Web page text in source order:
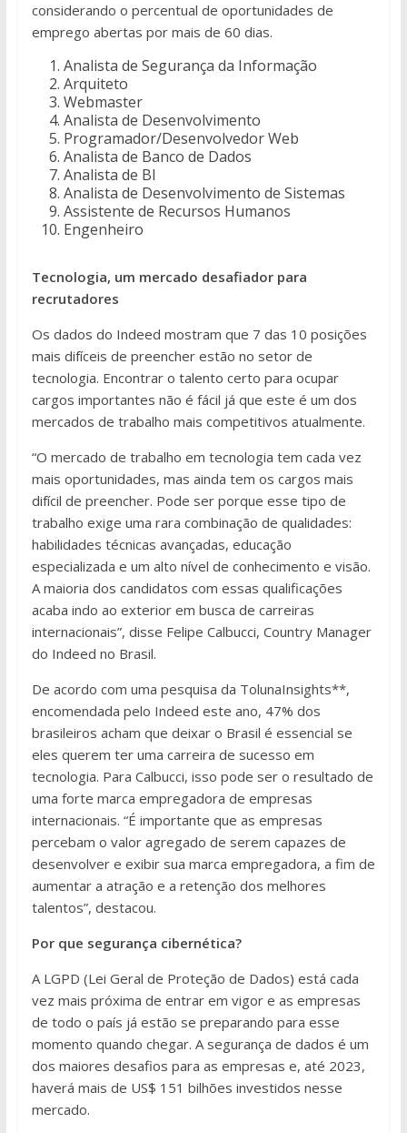
considerando o percentual de oportunidades de
emprego abertas por mais de 60 dias.
Analista de Segurança da Informação
Arquiteto
Webmaster
Analista de Desenvolvimento
Programador/Desenvolvedor Web
Analista de Banco de Dados
Analista de BI
Analista de Desenvolvimento de Sistemas
Assistente de Recursos Humanos
Engenheiro
Tecnologia, um mercado desafiador para
recrutadores
Os dados do Indeed mostram que 7 das 10 posições
mais difíceis de preencher estão no setor de
tecnologia. Encontrar o talento certo para ocupar
cargos importantes não é fácil já que este é um dos
mercados de trabalho mais competitivos atualmente.
“O mercado de trabalho em tecnologia tem cada vez
mais oportunidades, mas ainda tem os cargos mais
difícil de preencher. Pode ser porque esse tipo de
trabalho exige uma rara combinação de qualidades:
habilidades técnicas avançadas, educação
especializada e um alto nível de conhecimento e visão.
A maioria dos candidatos com essas qualificações
acaba indo ao exterior em busca de carreiras
internacionais”, disse Felipe Calbucci, Country Manager
do Indeed no Brasil.
De acordo com uma pesquisa da TolunaInsights**,
encomendada pelo Indeed este ano, 47% dos
brasileiros acham que deixar o Brasil é essencial se
eles querem ter uma carreira de sucesso em
tecnologia. Para Calbucci, isso pode ser o resultado de
uma forte marca empregadora de empresas
internacionais. “É importante que as empresas
percebam o valor agregado de serem capazes de
desenvolver e exibir sua marca empregadora, a fim de
aumentar a atração e a retenção dos melhores
talentos”, destacou.
Por que segurança cibernética?
A LGPD (Lei Geral de Proteção de Dados) está cada
vez mais próxima de entrar em vigor e as empresas
de todo o país já estão se preparando para esse
momento quando chegar. A segurança de dados é um
dos maiores desafios para as empresas e, até 2023,
haverá mais de US$ 151 bilhões investidos nesse
mercado.